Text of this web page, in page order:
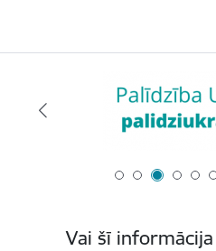
Vai šī